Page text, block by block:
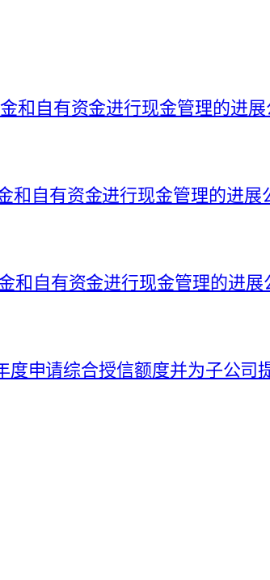
和自有资金进行现金管理的进展
自有资金进行现金管理的进展
和自有资金进行现金管理的进展
申请综合授信额度并为子公司